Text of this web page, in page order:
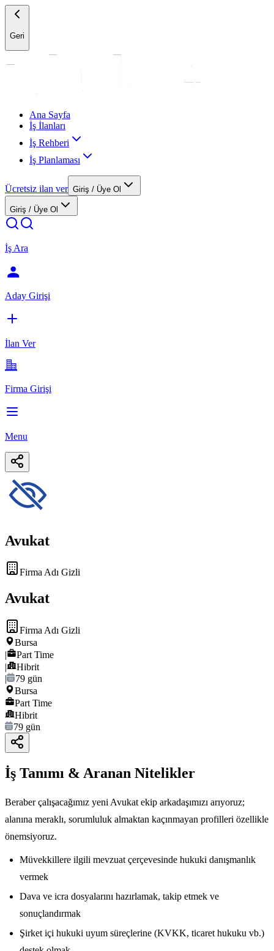
Geri
Ana Sayfa
İş İlanları
İş Rehberi
İş Planlaması
Ücretsiz ilan ver Giriş / Üye Ol
Giriş / Üye Ol
İş Ara
Aday Girişi
İlan Ver
Firma Girişi
Menu
Avukat
Firma Adı Gizli
Avukat
Firma Adı Gizli
Bursa
|
Part Time
|
Hibrit
|
79 gün
Bursa
Part Time
Hibrit
79 gün
İş Tanımı & Aranan Nitelikler
Beraber çalışacağımız yeni Avukat ekip arkadaşımızı arıyoruz;
alanına meraklı, sorumluluk almaktan kaçınmayan profilleri özellikle
önemsiyoruz.
Müvekkillere ilgili mevzuat çerçevesinde hukuki danışmanlık
vermek
Dava ve icra dosyalarını hazırlamak, takip etmek ve
sonuçlandırmak
Şirket içi hukuki uyum süreçlerine (KVKK, ticaret hukuku vb.)